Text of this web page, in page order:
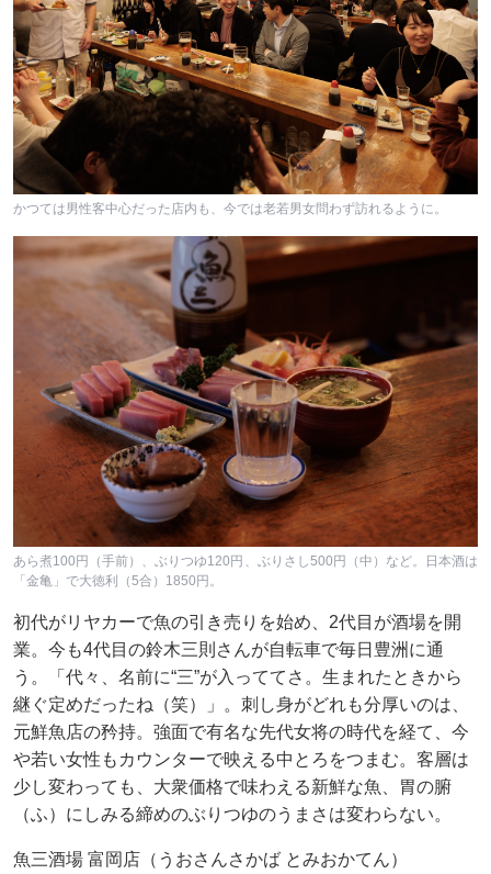
かつては男性客中心だった店内も、今では老若男女問わず訪れるように。
あら煮100円（手前）、ぶりつゆ120円、ぶりさし500円（中）など。日本酒は
「金亀」で大徳利（5合）1850円。
初代がリヤカーで魚の引き売りを始め、2代目が酒場を開
業。今も4代目の鈴木三則さんが自転車で毎日豊洲に通
う。「代々、名前に“三”が入っててさ。生まれたときから
継ぐ定めだったね（笑）」。刺し身がどれも分厚いのは、
元鮮魚店の矜持。強面で有名な先代女将の時代を経て、今
や若い女性もカウンターで映える中とろをつまむ。客層は
少し変わっても、大衆価格で味わえる新鮮な魚、胃の腑
（ふ）にしみる締めのぶりつゆのうまさは変わらない。
魚三酒場 富岡店（うおさんさかば とみおかてん）